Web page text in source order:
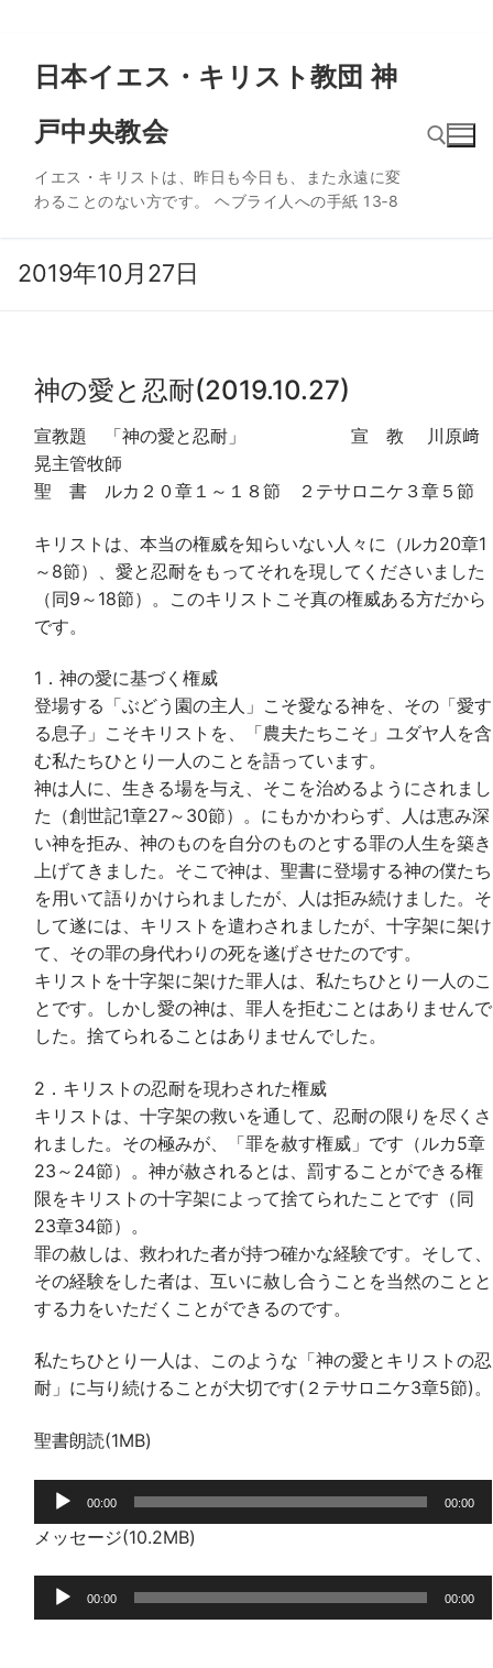
日本イエス・キリスト教団 神
戸中央教会
イエス・キリストは、昨日も今日も、また永遠に変
わることのない方です。 ヘブライ人への手紙 13‐8
2019年10月27日
神の愛と忍耐(2019.10.27)
宣教題 「神の愛と忍耐」 宣 教 川原﨑
晃主管牧師
聖 書 ルカ２０章１～１８節 ２テサロニケ３章５節
キリストは、本当の権威を知らいない人々に（ルカ20章1
～8節）、愛と忍耐をもってそれを現してくださいました
（同9～18節）。このキリストこそ真の権威ある方だから
です。
1．神の愛に基づく権威
登場する「ぶどう園の主人」こそ愛なる神を、その「愛す
る息子」こそキリストを、「農夫たちこそ」ユダヤ人を含
む私たちひとり一人のことを語っています。
神は人に、生きる場を与え、そこを治めるようにされまし
た（創世記1章27～30節）。にもかかわらず、人は恵み深
い神を拒み、神のものを自分のものとする罪の人生を築き
上げてきました。そこで神は、聖書に登場する神の僕たち
を用いて語りかけられましたが、人は拒み続けました。そ
して遂には、キリストを遣わされましたが、十字架に架け
て、その罪の身代わりの死を遂げさせたのです。
キリストを十字架に架けた罪人は、私たちひとり一人のこ
とです。しかし愛の神は、罪人を拒むことはありませんで
した。捨てられることはありませんでした。
2．キリストの忍耐を現わされた権威
キリストは、十字架の救いを通して、忍耐の限りを尽くさ
れました。その極みが、「罪を赦す権威」です（ルカ5章
23～24節）。神が赦されるとは、罰することができる権
限をキリストの十字架によって捨てられたことです（同
23章34節）。
罪の赦しは、救われた者が持つ確かな経験です。そして、
その経験をした者は、互いに赦し合うことを当然のことと
する力をいただくことができるのです。
私たちひとり一人は、このような「神の愛とキリストの忍
耐」に与り続けることが大切です(２テサロニケ3章5節)。
聖書朗読(1MB)
声
プ
レ
00:00 00:00
メッセージ(10.2MB)
声
00:00 00:00